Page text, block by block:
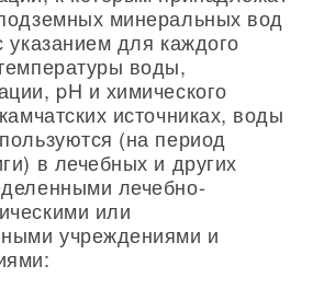
минеральных вод
указанием для каждого
воды,
pH и химического
источниках, воды
(на период
в лечебных и других
лечебно-
или
учреждениями и